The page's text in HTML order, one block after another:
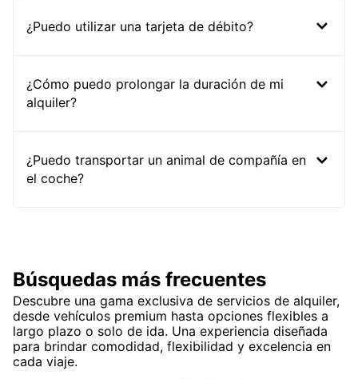
¿Puedo utilizar una tarjeta de débito?
¿Cómo puedo prolongar la duración de mi
alquiler?
¿Puedo transportar un animal de compañía en
el coche?
Búsquedas más frecuentes
Descubre una gama exclusiva de servicios de alquiler,
desde vehículos premium hasta opciones flexibles a
largo plazo o solo de ida. Una experiencia diseñada
para brindar comodidad, flexibilidad y excelencia en
cada viaje.